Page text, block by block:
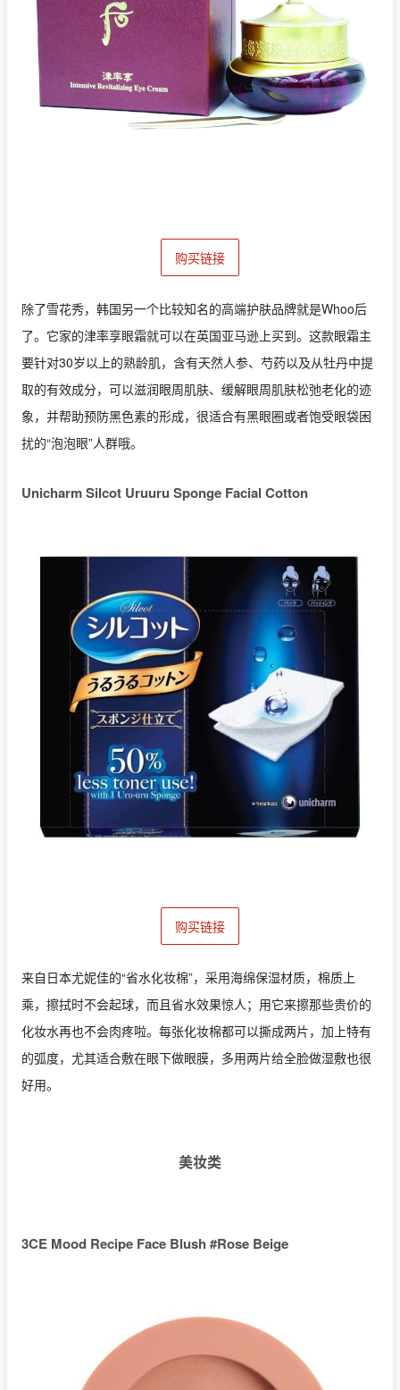
购买链接
除了雪花秀，韩国另一个比较知名的高端护肤品牌就是Whoo后
了。它家的津率享眼霜就可以在英国亚马逊上买到。这款眼霜主
要针对30岁以上的熟龄肌，含有天然人参、芍药以及从牡丹中提
取的有效成分，可以滋润眼周肌肤、缓解眼周肌肤松弛老化的迹
象，并帮助预防黑色素的形成，很适合有黑眼圈或者饱受眼袋困
扰的“泡泡眼”人群哦。
Unicharm Silcot Uruuru Sponge Facial Cotton
购买链接
来自日本尤妮佳的“省水化妆棉”，采用海绵保湿材质，棉质上
乘，擦拭时不会起球，而且省水效果惊人；用它来擦那些贵价的
化妆水再也不会肉疼啦。每张化妆棉都可以撕成两片，加上特有
的弧度，尤其适合敷在眼下做眼膜，多用两片给全脸做湿敷也很
好用。
美妆类
3CE Mood Recipe Face Blush #Rose Beige